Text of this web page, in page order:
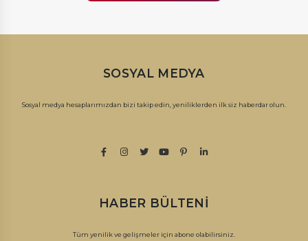
SOSYAL MEDYA
Sosyal medya hesaplarımızdan bizi takip edin, yeniliklerden ilk siz haberdar olun.
HABER BÜLTENI
Tüm yenilik ve gelişmeler için abone olabilirsiniz.